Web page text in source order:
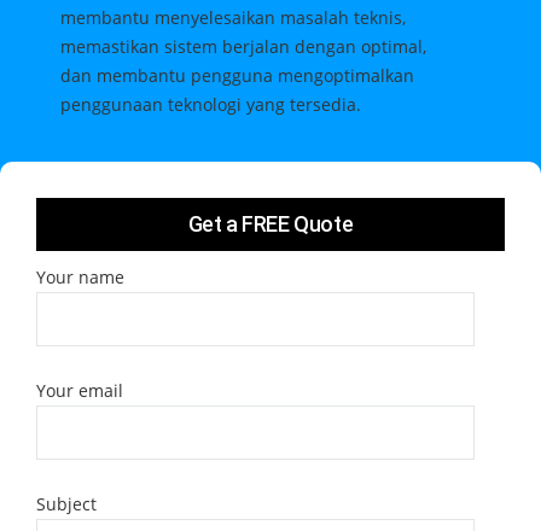
membantu menyelesaikan masalah teknis,
memastikan sistem berjalan dengan optimal,
dan membantu pengguna mengoptimalkan
penggunaan teknologi yang tersedia.
Get a FREE Quote
Your name
Your email
Subject